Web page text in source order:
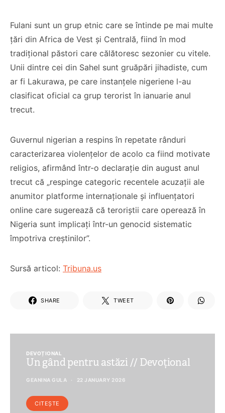
Fulani sunt un grup etnic care se întinde pe mai multe
țări din Africa de Vest și Centrală, fiind în mod
tradițional păstori care călătoresc sezonier cu vitele.
Unii dintre cei din Sahel sunt gruăpări jihadiste, cum
ar fi Lakurawa, pe care instanțele nigeriene l-au
clasificat oficial ca grup terorist în ianuarie anul
trecut.
Guvernul nigerian a respins în repetate rânduri
caracterizarea violențelor de acolo ca fiind motivate
religios, afirmând într-o declarație din august anul
trecut că „respinge categoric recentele acuzații ale
anumitor platforme internaționale și influențatori
online care sugerează că teroriștii care operează în
Nigeria sunt implicați într-un genocid sistematic
împotriva creștinilor”.
Sursă articol: Tribuna.us
SHARE TWEET
DEVOȚIONAL
Un gând pentru astăzi // Devoțional
GEANINA GULA 22 JANUARY 2026
CITEȘTE